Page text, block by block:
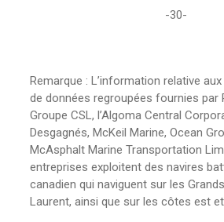
-30-
Remarque : L’information relative
de données regroupées fournies par
Groupe CSL, l’Algoma Central
Desgagnés, McKeil Marine, Ocean
McAsphalt Marine Transportation
entreprises exploitent des navires
canadien qui naviguent sur les
Laurent, ainsi que sur les côtes est